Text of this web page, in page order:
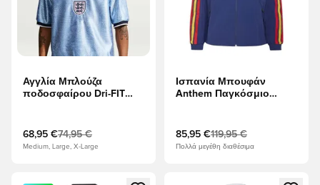
Αγγλία Μπλούζα
ποδοσφαίρου Dri-FIT
Blue/Λευκό/Οψιδιανός
68,95 €74,95 €
Medium, Large, X-Large
Ισπανία Μπουφάν
Anthem Παγκόσμιο
85,95 €119,95 €
Πολλά μεγέθη διαθέσιμα